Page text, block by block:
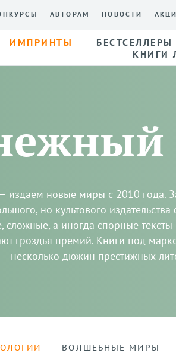
АВТОРАМ НОВОСТИ
ИМПРИНТЫ БЕСТСЕЛЛЕРЫ
КНИГИ
издаем новые миры с 2010 года.
но культового
сложные, а иногда спорные
гроздья премий. Книги под
несколько дюжин престижных
ВОЛШЕБНЫЕ МИРЫ